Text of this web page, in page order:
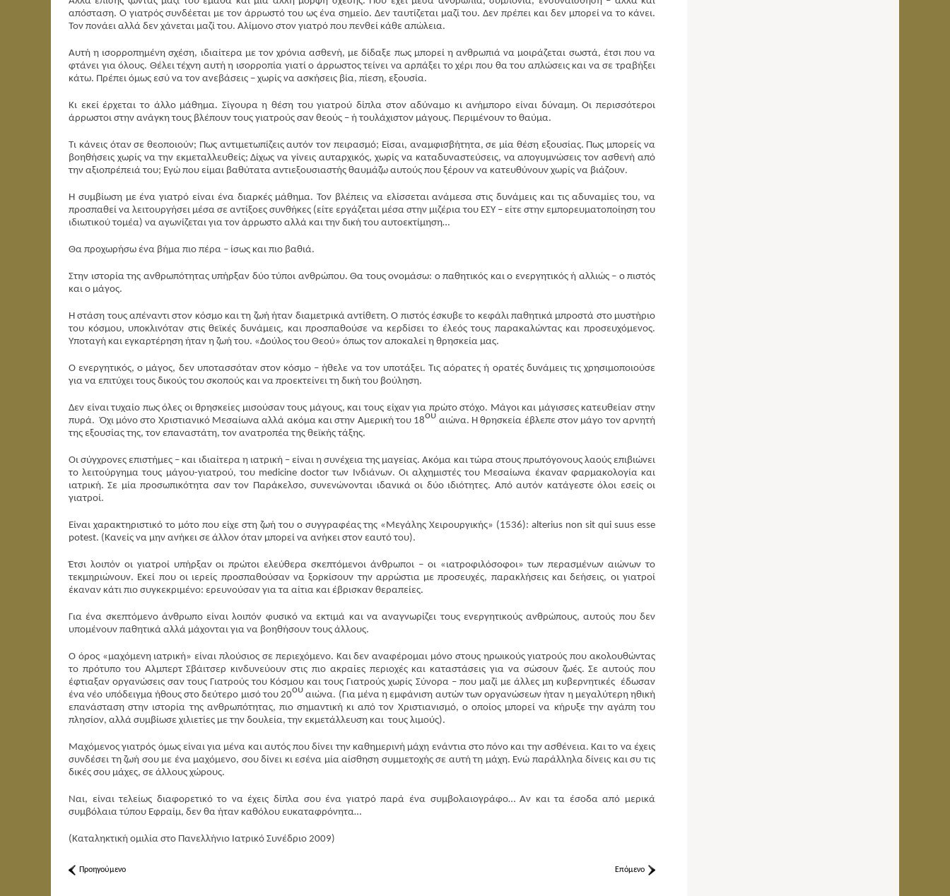
απόσταση. Ο γιατρός συνδέεται με τον άρρωστό του ως ένα σημείο. Δεν ταυτίζεται μαζί του. Δεν πρέπει και δεν μπορεί να το κάνει.
Τον πονάει αλλά δεν χάνεται μαζί του. Αλίμονο στον γιατρό που πενθεί κάθε απώλεια.
Αυτή η ισορροπημένη σχέση, ιδιαίτερα με τον χρόνια ασθενή, με δίδαξε πως μπορεί η ανθρωπιά να μοιράζεται σωστά, έτσι που να
φτάνει για όλους. Θέλει τέχνη αυτή η ισορροπία γιατί ο άρρωστος τείνει να αρπάξει το χέρι που θα του απλώσεις και να σε τραβήξει
κάτω. Πρέπει όμως εσύ να τον ανεβάσεις – χωρίς να ασκήσεις βία, πίεση, εξουσία.
Κι εκεί έρχεται το άλλο μάθημα. Σίγουρα η θέση του γιατρού δίπλα στον αδύναμο κι ανήμπορο είναι δύναμη. Οι περισσότεροι
άρρωστοι στην ανάγκη τους βλέπουν τους γιατρούς σαν θεούς – ή τουλάχιστον μάγους. Περιμένουν το θαύμα.
Τι κάνεις όταν σε θεοποιούν; Πως αντιμετωπίζεις αυτόν τον πειρασμό; Είσαι, αναμφισβήτητα, σε μία θέση εξουσίας. Πως μπορείς να
βοηθήσεις χωρίς να την εκμεταλλευθείς; Δίχως να γίνεις αυταρχικός, χωρίς να καταδυναστεύσεις, να απογυμνώσεις τον ασθενή από
την αξιοπρέπειά του; Εγώ που είμαι βαθύτατα αντιεξουσιαστής θαυμάζω αυτούς που ξέρουν να κατευθύνουν χωρίς να βιάζουν.
Η συμβίωση με ένα γιατρό είναι ένα διαρκές μάθημα. Τον βλέπεις να ελίσσεται ανάμεσα στις δυνάμεις και τις αδυναμίες του, να
προσπαθεί να λειτουργήσει μέσα σε αντίξοες συνθήκες (είτε εργάζεται μέσα στην μιζέρια του ΕΣΥ – είτε στην εμπορευματοποίηση του
ιδιωτικού τομέα) να αγωνίζεται για τον άρρωστο αλλά και την δική του αυτοεκτίμηση…
Θα προχωρήσω ένα βήμα πιο πέρα – ίσως και πιο βαθιά.
Στην ιστορία της ανθρωπότητας υπήρξαν δύο τύποι ανθρώπου. Θα τους ονομάσω: ο παθητικός και ο ενεργητικός ή αλλιώς – ο πιστός
και ο μάγος.
Η στάση τους απέναντι στον κόσμο και τη ζωή ήταν διαμετρικά αντίθετη. Ο πιστός έσκυβε το κεφάλι παθητικά μπροστά στο μυστήριο
του κόσμου, υποκλινόταν στις θεϊκές δυνάμεις, και προσπαθούσε να κερδίσει το έλεός τους παρακαλώντας και προσευχόμενος.
Υποταγή και εγκαρτέρηση ήταν η ζωή του. «Δούλος του Θεού» όπως τον αποκαλεί η θρησκεία μας.
Ο ενεργητικός, ο μάγος, δεν υποτασσόταν στον κόσμο – ήθελε να τον υποτάξει. Τις αόρατες ή ορατές δυνάμεις τις χρησιμοποιούσε
για να επιτύχει τους δικούς του σκοπούς και να προεκτείνει τη δική του βούληση.
Δεν είναι τυχαίο πως όλες οι θρησκείες μισούσαν τους μάγους, και τους είχαν για πρώτο στόχο. Μάγοι και μάγισσες κατευθείαν στην
πυρά. Όχι μόνο στο Χριστιανικό Μεσαίωνα αλλά ακόμα και στην Αμερική του 18ου αιώνα. Η θρησκεία έβλεπε στον μάγο τον αρνητή
της εξουσίας της, τον επαναστάτη, τον ανατροπέα της θεϊκής τάξης.
Οι σύγχρονες επιστήμες – και ιδιαίτερα η ιατρική – είναι η συνέχεια της μαγείας. Ακόμα και τώρα στους πρωτόγονους λαούς επιβιώνει
το λειτούργημα τους μάγου-γιατρού, του medicine doctor των Ινδιάνων. Οι αλχημιστές του Μεσαίωνα έκαναν φαρμακολογία και
ιατρική. Σε μία προσωπικότητα σαν τον Παράκελσο, συνενώνονται ιδανικά οι δύο ιδιότητες. Από αυτόν κατάγεστε όλοι εσείς οι
γιατροί.
Είναι χαρακτηριστικό το μότο που είχε στη ζωή του ο συγγραφέας της «Μεγάλης Χειρουργικής» (1536): alterius non sit qui suus esse
potest. (Κανείς να μην ανήκει σε άλλον όταν μπορεί να ανήκει στον εαυτό του).
Έτσι λοιπόν οι γιατροί υπήρξαν οι πρώτοι ελεύθερα σκεπτόμενοι άνθρωποι – οι «ιατροφιλόσοφοι» των περασμένων αιώνων το
τεκμηριώνουν. Εκεί που οι ιερείς προσπαθούσαν να ξορκίσουν την αρρώστια με προσευχές, παρακλήσεις και δεήσεις, οι γιατροί
έκαναν κάτι πιο συγκεκριμένο: ερευνούσαν για τα αίτια και έβρισκαν θεραπείες.
Για ένα σκεπτόμενο άνθρωπο είναι λοιπόν φυσικό να εκτιμά και να αναγνωρίζει τους ενεργητικούς ανθρώπους, αυτούς που δεν
υπομένουν παθητικά αλλά μάχονται για να βοηθήσουν τους άλλους.
Ο όρος «μαχόμενη ιατρική» είναι πλούσιος σε περιεχόμενο. Και δεν αναφέρομαι μόνο στους ηρωικούς γιατρούς που ακολουθώντας
το πρότυπο του Αλμπερτ Σβάιτσερ κινδυνεύουν στις πιο ακραίες περιοχές και καταστάσεις για να σώσουν ζωές. Σε αυτούς που
έφτιαξαν οργανώσεις σαν τους Γιατρούς του Κόσμου και τους Γιατρούς χωρίς Σύνορα – που μαζί με άλλες μη κυβερνητικές έδωσαν
ένα νέο υπόδειγμα ήθους στο δεύτερο μισό του 20ου αιώνα. (Για μένα η εμφάνιση αυτών των οργανώσεων ήταν η μεγαλύτερη ηθική
επανάσταση στην ιστορία της ανθρωπότητας, πιο σημαντική κι από τον Χριστιανισμό, ο οποίος μπορεί να κήρυξε την αγάπη του
πλησίον, αλλά συμβίωσε χιλιετίες με την δουλεία, την εκμετάλλευση και τους λιμούς).
Μαχόμενος γιατρός όμως είναι για μένα και αυτός που δίνει την καθημερινή μάχη ενάντια στο πόνο και την ασθένεια. Και το να έχεις
συνδέσει τη ζωή σου με ένα μαχόμενο, σου δίνει κι εσένα μία αίσθηση συμμετοχής σε αυτή τη μάχη. Ενώ παράλληλα δίνεις και συ τις
δικές σου μάχες, σε άλλους χώρους.
Ναι, είναι τελείως διαφορετικό το να έχεις δίπλα σου ένα γιατρό παρά ένα συμβολαιογράφο… Αν και τα έσοδα από μερικά
συμβόλαια τύπου Εφραίμ, δεν θα ήταν καθόλου ευκαταφρόνητα…
(Καταληκτική ομιλία στο Πανελλήνιο Ιατρικό Συνέδριο 2009)
Προηγούμενο Επόμενο